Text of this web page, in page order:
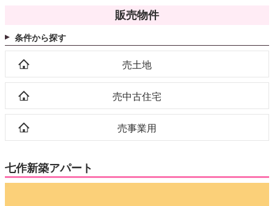
販売物件
条件から探す
売土地
売中古住宅
売事業用
七作新築アパート